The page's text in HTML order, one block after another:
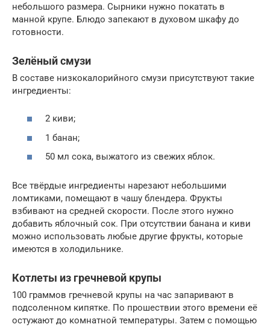
небольшого размера. Сырники нужно покатать в
манной крупе. Блюдо запекают в духовом шкафу до
готовности.
Зелёный смузи
В составе низкокалорийного смузи присутствуют такие
ингредиенты:
2 киви;
1 банан;
50 мл сока, выжатого из свежих яблок.
Все твёрдые ингредиенты нарезают небольшими
ломтиками, помещают в чашу блендера. Фрукты
взбивают на средней скорости. После этого нужно
добавить яблочный сок. При отсутствии банана и киви
можно использовать любые другие фрукты, которые
имеются в холодильнике.
Котлеты из гречневой крупы
100 граммов гречневой крупы на час запаривают в
подсоленном кипятке. По прошествии этого времени её
остужают до комнатной температуры. Затем с помощью